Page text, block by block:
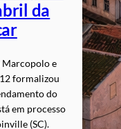
da
e
formalizou
do
em processo
(SC).